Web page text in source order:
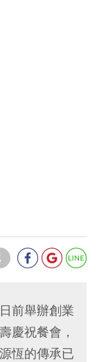
前舉辦創業
慶祝餐會，
恆的傳承已